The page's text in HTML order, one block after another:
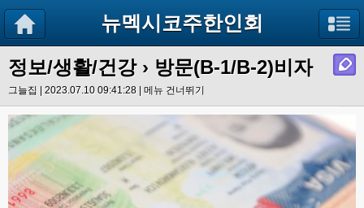
뉴멕시코주한인회
정보/생활/건강› 방문(B-1/B-2)비자
그늘집 | 2023.07.10 09:41:28 | 메뉴 건너뛰기